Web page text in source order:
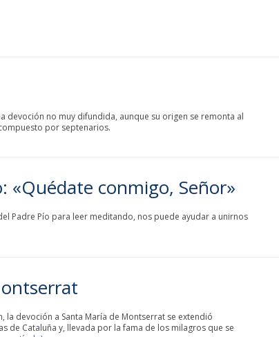
devoción no muy difundida, aunque su origen se remonta al
por septenarios.
«Quédate conmigo, Señor»
Padre Pío para leer meditando, nos puede ayudar a unirnos
la devoción a Santa María de Montserrat se extendió
de Cataluña y, llevada por la fama de los milagros que se